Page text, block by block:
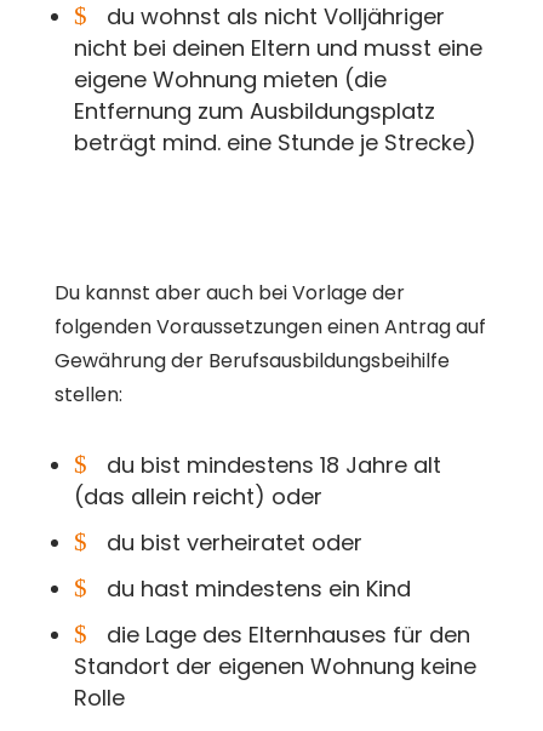
$
du wohnst als nicht Volljähriger
nicht bei deinen Eltern und musst eine
eigene Wohnung mieten (die
Entfernung zum Ausbildungsplatz
beträgt mind. eine Stunde je Strecke)
Du kannst aber auch bei Vorlage der
folgenden Voraussetzungen einen Antrag auf
Gewährung der Berufsausbildungsbeihilfe
stellen:
$
du bist mindestens 18 Jahre alt
(das allein reicht) oder
$ du bist verheiratet oder
$ du hast mindestens ein Kind
$
die Lage des Elternhauses für den
Standort der eigenen Wohnung keine
Rolle